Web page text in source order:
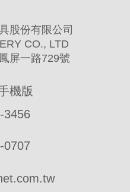
股份有限公司
CO., LTD
屏一路729號
機版
3456
0707